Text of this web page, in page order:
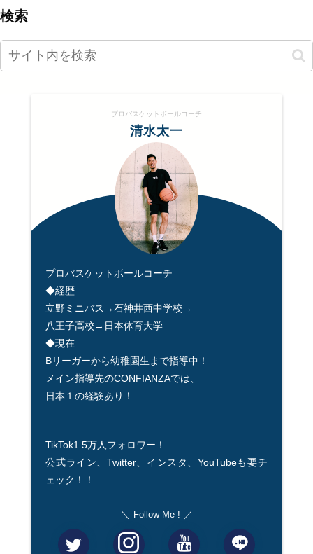
検索
プロバスケットボールコーチ
清水太一
プロバスケットボールコーチ
◆経歴
立野ミニバス→石神井西中学校→
八王子高校→日本体育大学
◆現在
Bリーガーから幼稚園生まで指導中！
メイン指導先のCONFIANZAでは、
日本１の経験あり！
TikTok1.5万人フォロワー！
公式ライン、Twitter、インスタ、YouTubeも要チ
ェック！！
Follow Me !